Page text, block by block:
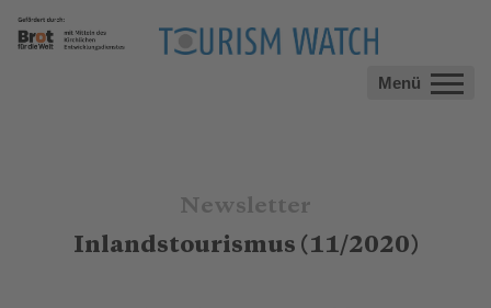
Menü
Newsletter
Inlandstourismus (11/2020)